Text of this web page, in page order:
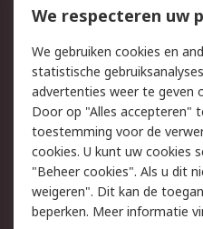
Bestellen
Track & Trace
Wettelijk
Cookiebeleid
Privacybeleid
Algemene
verkoopvoorwaarden
We respecteren uw
We gebruiken cookies en
statistische
advertenties weer te geven
Door op "Alles accepteren"
toestemming voor de
cookies. U kunt uw cookies
"Beheer cookies". Als u dit
weigeren". Dit kan de
beperken. Meer informatie